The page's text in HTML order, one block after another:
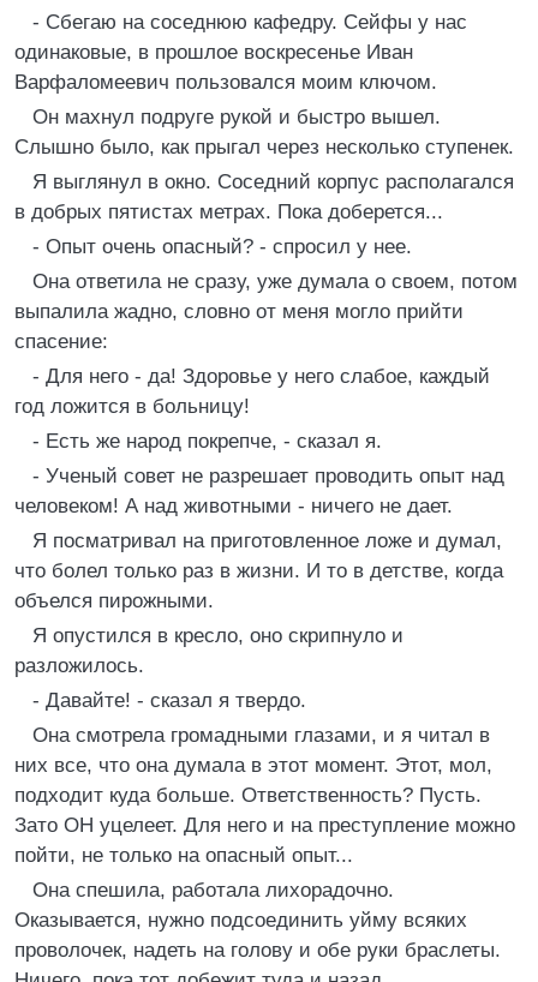
- Сбегаю на соседнюю кафедру. Сейфы у нас
одинаковые, в прошлое воскресенье Иван
Варфаломеевич пользовался моим ключом.
Он махнул подруге рукой и быстро вышел.
Слышно было, как прыгал через несколько ступенек.
Я выглянул в окно. Соседний корпус располагался
в добрых пятистах метрах. Пока доберется...
- Опыт очень опасный? - спросил у нее.
Она ответила не сразу, уже думала о своем, потом
выпалила жадно, словно от меня могло прийти
спасение:
- Для него - да! Здоровье у него слабое, каждый
год ложится в больницу!
- Есть же народ покрепче, - сказал я.
- Ученый совет не разрешает проводить опыт над
человеком! А над животными - ничего не дает.
Я посматривал на приготовленное ложе и думал,
что болел только раз в жизни. И то в детстве, когда
объелся пирожными.
Я опустился в кресло, оно скрипнуло и
разложилось.
- Давайте! - сказал я твердо.
Она смотрела громадными глазами, и я читал в
них все, что она думала в этот момент. Этот, мол,
подходит куда больше. Ответственность? Пусть.
Зато ОН уцелеет. Для него и на преступление можно
пойти, не только на опасный опыт...
Она спешила, работала лихорадочно.
Оказывается, нужно подсоединить уйму всяких
проволочек, надеть на голову и обе руки браслеты.